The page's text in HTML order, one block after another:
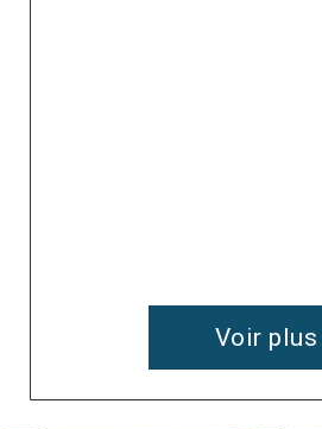
Voir plus